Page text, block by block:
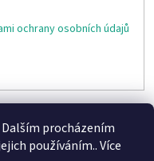
procházením
používáním.. Více
ochrany osobních údajů